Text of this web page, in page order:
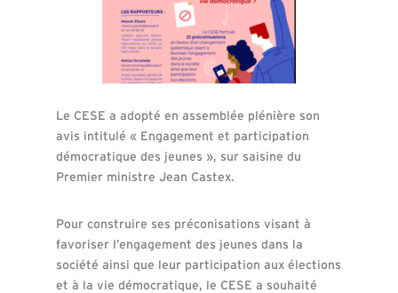
Le CESE a adopté en assemblée plénière son
avis intitulé « Engagement et participation
démocratique des jeunes », sur saisine du
Premier ministre Jean Castex.
Pour construire ses préconisations visant à
favoriser l’engagement des jeunes dans la
société ainsi que leur participation aux élections
et à la vie démocratique, le CESE a souhaité